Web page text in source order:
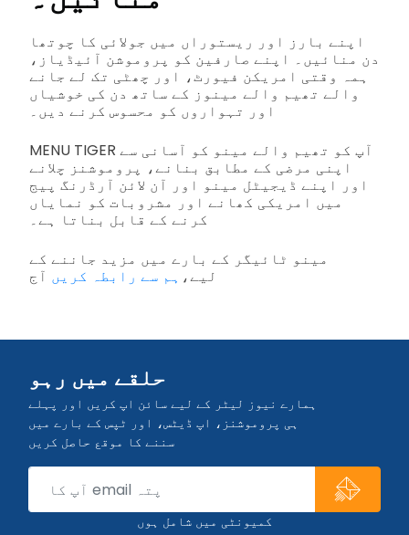
اپنے بارز اور ریستوراں میں جولائی کا چوتھا
دن منائیں۔ اپنے صارفین کو پروموشن آئیڈیاز،
ہمہ وقتی امریکن فیورٹ، اور چھٹی تک لے جانے
والے تھیم والے مینوز کے ساتھ دن کی خوشیاں
اور تہواروں کو محسوس کرنے دیں۔
MENU TIGER آپ کو تھیم والے مینو کو آسانی سے
اپنی مرضی کے مطابق بنانے، پروموشنز چلانے
اور اپنے ڈیجیٹل مینو اور آن لائن آرڈرنگ پیج
میں امریکی کھانے اور مشروبات کو نمایاں
کرنے کے قابل بناتا ہے۔
مینو ٹائیگر کے بارے میں مزید جاننے کے
لیے، ہم سے رابطہ کریں آج
حلقے میں رہو
ہمارے نیوز لیٹر کے لیے سائن اپ کریں اور پہلے
ہی پروموشنز، اپ ڈیٹس، اور ٹپس کے بارے میں
سننے کا موقع حاصل کریں
کمیونٹی میں شامل ہوں